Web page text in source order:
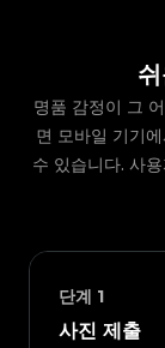
명품 감정이 그
면 모바일 기기
수 있습니다. 사
단계 1
사진 제출